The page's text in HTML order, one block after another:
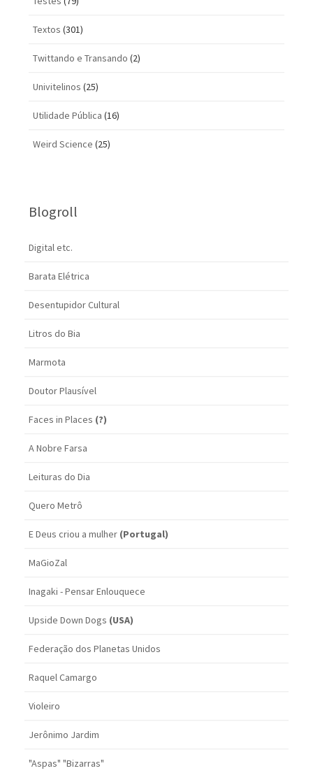
Textos (301)
Twittando e Transando (2)
Univitelinos (25)
Utilidade Pública (16)
Weird Science (25)
Blogroll
Digital etc.
Barata Elétrica
Desentupidor Cultural
Litros do Bia
Marmota
Doutor Plausível
Faces in Places (?)
A Nobre Farsa
Leituras do Dia
Quero Metrô
E Deus criou a mulher (Portugal)
MaGioZal
Inagaki - Pensar Enlouquece
Upside Down Dogs (USA)
Federação dos Planetas Unidos
Raquel Camargo
Violeiro
Jerônimo Jardim
"Aspas" "Bizarras"